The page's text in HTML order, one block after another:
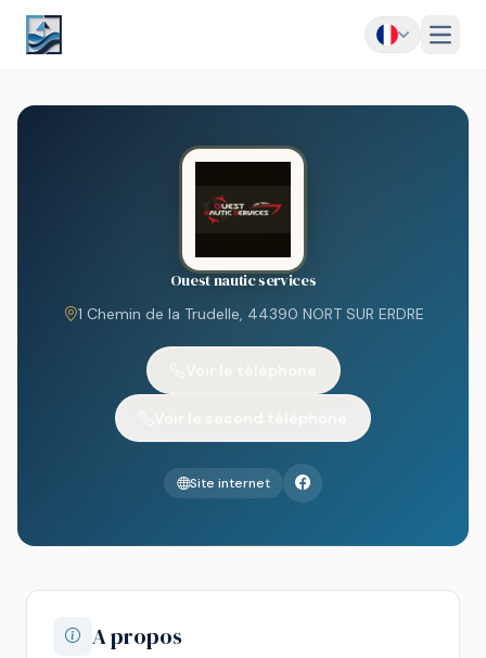
Menu
Ouest nautic services
1 Chemin de la Trudelle, 44390 NORT SUR ERDRE
Site internet
A propos